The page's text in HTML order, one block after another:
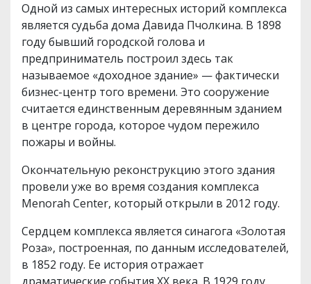
Одной из самых интересных историй комплекса
является судьба дома Давида Пчолкина. В 1898
году бывший городской голова и
предприниматель построил здесь так
называемое «доходное здание» — фактически
бизнес-центр того времени. Это сооружение
считается единственным деревянным зданием
в центре города, которое чудом пережило
пожары и войны.
Окончательную реконструкцию этого здания
провели уже во время создания комплекса
Menorah Center, который открыли в 2012 году.
Сердцем комплекса является синагога «Золотая
Роза», построенная, по данным исследователей,
в 1852 году. Ее история отражает